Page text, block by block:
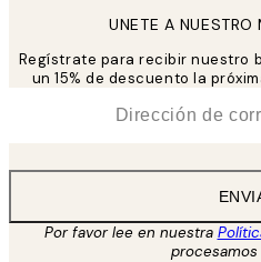
UNETE A NUESTRO
Regístrate para recibir nuestro
un 15% de descuento la
Por favor lee en nuestra